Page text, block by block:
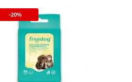
-20%